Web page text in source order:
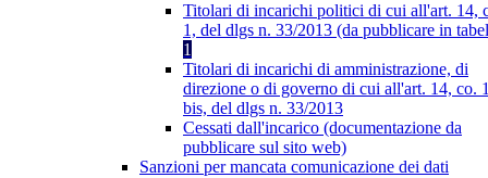
Titolari di incarichi politici di cui all'art. 14,
1, del dlgs n. 33/2013 (da pubblicare in
1
Titolari di incarichi di amministrazione, di
direzione o di governo di cui all'art. 14, co.
bis, del dlgs n. 33/2013
Cessati dall'incarico (documentazione da
pubblicare sul sito web)
Sanzioni per mancata comunicazione dei dati